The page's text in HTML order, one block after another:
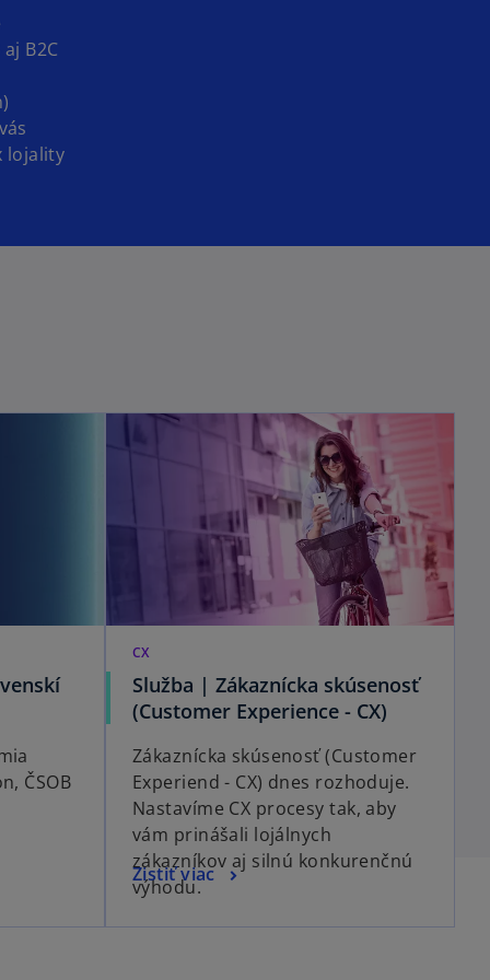
B2C
lojality
ČSOB
CX
Služba | Zákaznícka skúsenosť
(Customer Experience - CX)
Zákaznícka skúsenosť (Customer
Experiend - CX) dnes rozhoduje.
Nastavíme CX procesy tak, aby
vám prinášali lojálnych
zákazníkov aj silnú konkurenčnú
výhodu.
Zistiť viac